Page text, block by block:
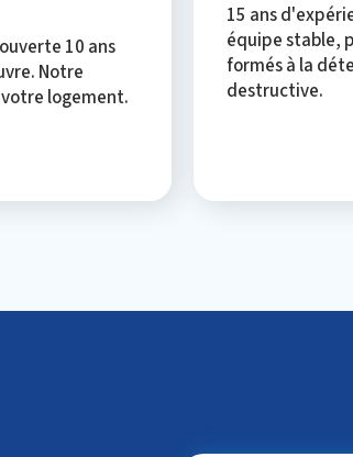
10 ans
Notre
logement.
15 ans
équipe stable,
formés à la
destructive.